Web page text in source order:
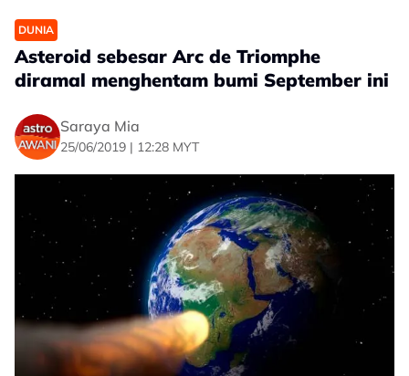
DUNIA
Asteroid sebesar Arc de Triomphe
diramal menghentam bumi September ini
Saraya Mia
25/06/2019 | 12:28 MYT